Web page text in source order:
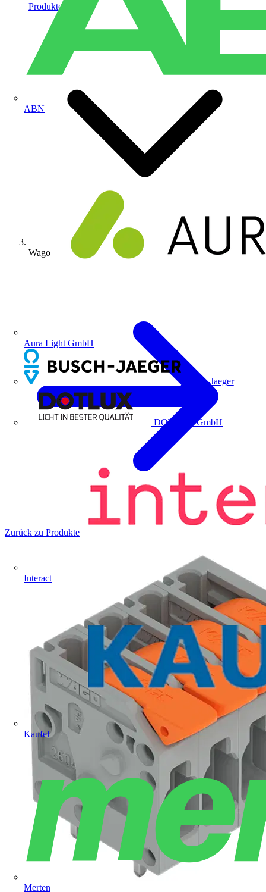
ABN
Aura Light GmbH
Busch-Jaeger
DOTLUX GmbH
Interact
Kaufel
Merten
Produkte
Wago
Zurück zu Produkte